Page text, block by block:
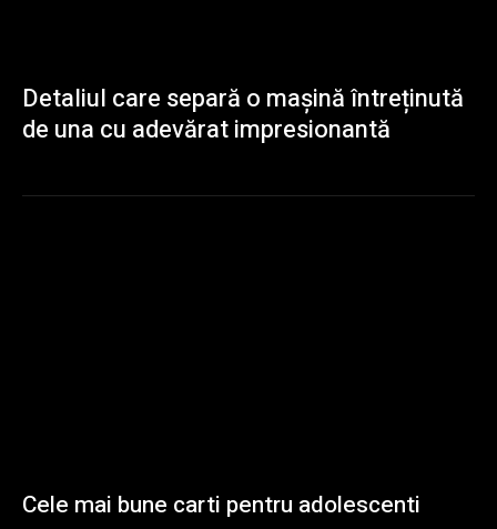
Detaliul care separă o mașină întreținută
de una cu adevărat impresionantă
Cele mai bune carti pentru adolescenti